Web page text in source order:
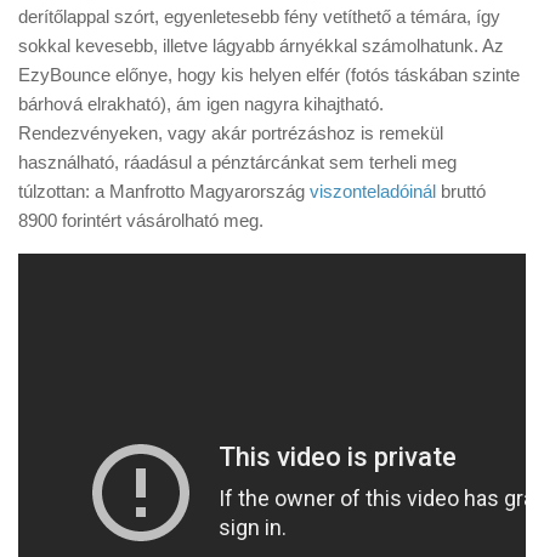
derítőlappal szórt, egyenletesebb fény vetíthető a témára, így
sokkal kevesebb, illetve lágyabb árnyékkal számolhatunk. Az
EzyBounce előnye, hogy kis helyen elfér (fotós táskában szinte
bárhová elrakható), ám igen nagyra kihajtható.
Rendezvényeken, vagy akár portrézáshoz is remekül
használható, ráadásul a pénztárcánkat sem terheli meg
túlzottan: a Manfrotto Magyarország viszonteladóinál bruttó
8900 forintért vásárolható meg.